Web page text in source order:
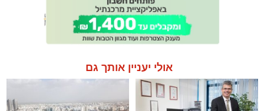
אולי יעניין אותך גם